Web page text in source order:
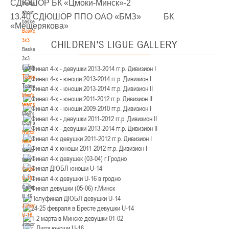
Media
about
basketball
Basketball
3x3
Basketball
3x3
Logo[modid=121]
Teams
Teams
Men's
teams
Men's
teams
National
team
National
team
Cadets
U-16
Cadets
U-16
Juniors
U-18
Juniors
IV тур – юноши 2014-2015 гг.р., Дивизион 2, 21-22 марта 2026 г., г. Минск, ул.
Уральская 3А
18-19.03.2026
Брест
U-16, девушки
IV тур – девушки 2010-2011 гг.р., дивизион 2, 18-19 марта 2026 г., г. Брест, ул.
ул. Ленинградская, 4
17-18.03.2026
Гродно
U-14, девушки
IV тур – девушки 2012-2013 гг.р., дивизион 2, 17-18 марта 2026 г., г. Гродно,
ул. Врублевского, 92
14-15.03.2026
U-16, девушки
III тур – девушки 2010-2011 гг.р., Дивизион 1, 14-15 марта 2026 г., г. Минск, ул.
СДЮШОР БК «Цмоки-Минск»-2
13.40 СДЮШОР ППО ОАО «БМЗ» БК
«Мещерякова»
CHILDREN'S LIGUE GALLERY